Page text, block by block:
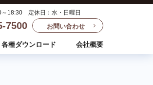
～18:30 定休日：水・日曜日
7500 お問い合わせ
各種ダウンロード 会社概要